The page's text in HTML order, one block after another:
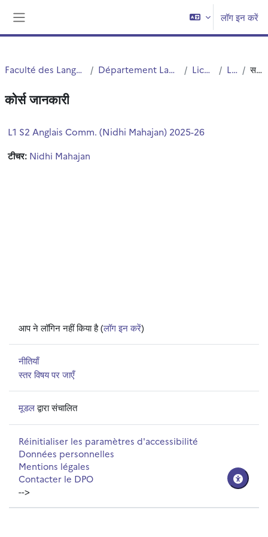
लॉग इन करें
Faculté des Langues Cultures et Sociétés (FLCS) Département Langues Etrangères Appliquées (LEA) Licences (cours) Licence 1 सन्क्षिप्त विवरण
कोर्स जानकारी
L1 S2 Anglais Comm. (Nidhi Mahajan) 2025-26
टीचर: Nidhi Mahajan
आप ने लॉगिन नहीं किया है (लॉग इन करें)
नीतियाँ
स्तर विषय पर जाएँ
मूडलद्वारा संचालित
Réinitialiser les paramètres d'accessibilité
Données personnelles
Mentions légales
Contacter le DPO
-->